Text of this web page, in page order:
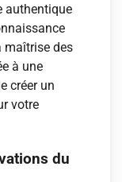
authentique
maîtrise des
à une
créer un
votre
du